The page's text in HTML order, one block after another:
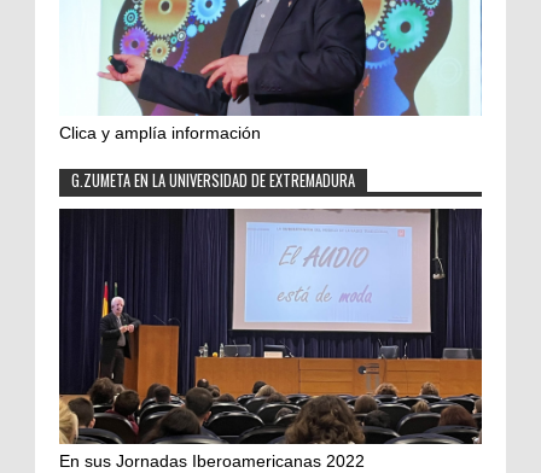
Clica y amplía información
G.ZUMETA EN LA UNIVERSIDAD DE EXTREMADURA
En sus Jornadas Iberoamericanas 2022